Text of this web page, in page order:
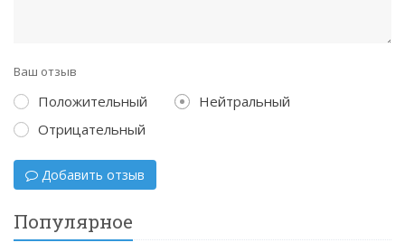
Ваш отзыв
Положительный
Нейтральный
Отрицательный
Добавить отзыв
Популярное